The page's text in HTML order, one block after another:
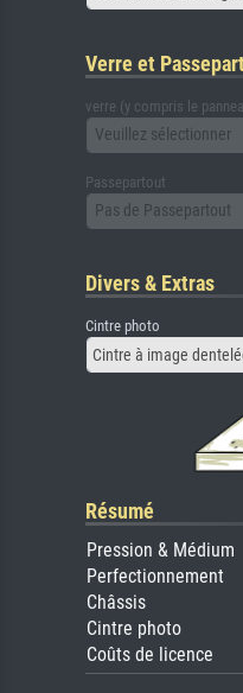
Verre et
verre (y compris le
Veuillez sélectionner
Passepartout
Pas de Passepartout
Divers & Extras
Cintre photo
Cintre à image
Résumé
Pression & Médium
Perfectionnement
Châssis
Cintre photo
Coûts de licence